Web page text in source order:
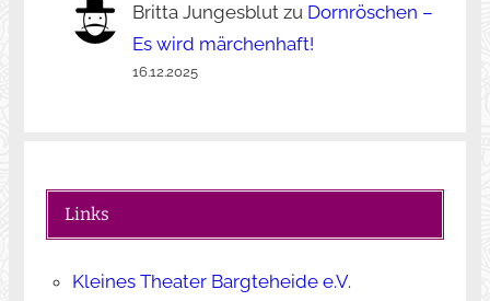
Britta Jungesblutzu Dornröschen –
Es wird märchenhaft!
16.12.2025
Links
Kleines Theater Bargteheide e.V.